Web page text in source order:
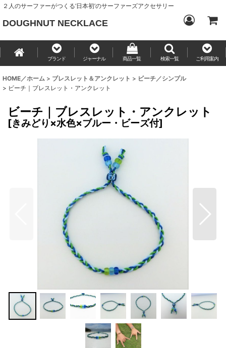
２人のサーファーがつくる‘日本初’のサーファーズアクセサリー
DOUGHNUT NECKLACE
ブランド ジャーナル 商品一覧 検索一覧 ご利用案内
HOME／ホーム > ブレスレット＆アンクレット > ビーチ／シンプル
> ビーチ｜ブレスレット・アンクレット
ビーチ｜ブレスレット・アンクレット
[きみどり×水色×ブルー・ビーズ付]